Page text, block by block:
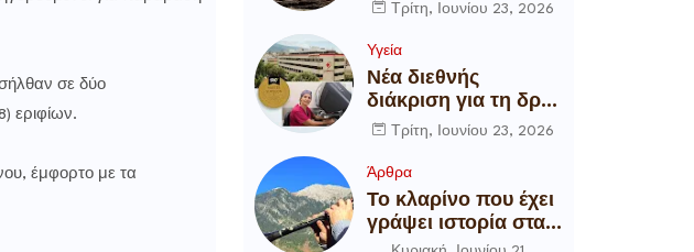
σε δύο
εριφίων.
έμφορτο με τα
υποδομών της
χώρας
Τρίτη, Ιουνίου 23, 2026
Υγεία
Νέα διεθνής
διάκριση για τη δρ
Θάλεια
Διευθύντρια
Xειρουργό του
Metropolitan
General
Τρίτη, Ιουνίου 23, 2026
Άρθρα
Το κλαρίνο που έχει
γράψει ιστορία στα
χωριά της Ρούμελης